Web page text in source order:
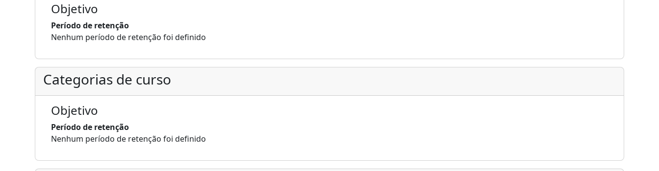
Objetivo
Período de retenção
Nenhum período de retenção foi definido
Categorias de curso
Objetivo
Período de retenção
Nenhum período de retenção foi definido